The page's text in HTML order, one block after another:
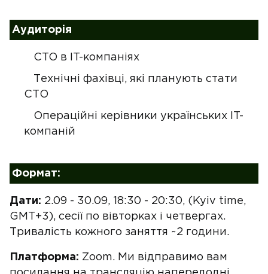
Аудиторія
CTO в IT-компаніях
Технічні фахівці, які планують стати
СТО
Операційні керівники українських IT-
компаній
Формат:
Дати: 2.09 - 30.09, 18:30 - 20:30, (Kyiv time,
GMT+3), сесії по вівторках і четвергах.
Тривалість кожного заняття ~2 години.
Платформа: Zoom. Ми відправимо вам